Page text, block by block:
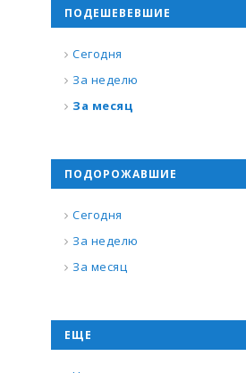
ПОДЕШЕВЕВШИЕ
Сегодня
За неделю
За месяц
ПОДОРОЖАВШИЕ
Сегодня
За неделю
За месяц
ЕЩЕ